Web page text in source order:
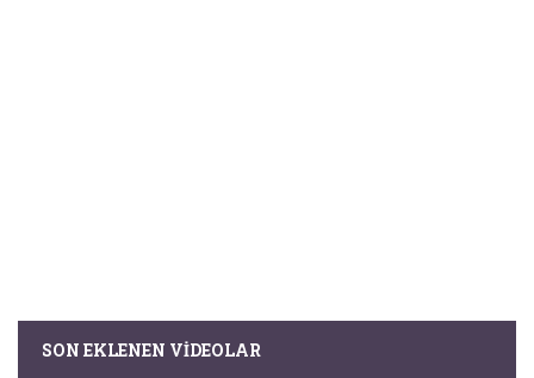
SON EKLENEN VIDEOLAR